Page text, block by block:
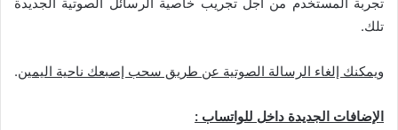
تلك.
ويمكنك إلغاء الرسالة الصوتية عن طريق سحب إصبعك ناحية اليمين.
الإضافات الجديدة داخل للواتساب :